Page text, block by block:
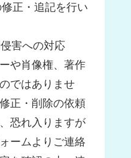
正・追記を行い
害への対応
や肖像権、著作
ではありませ
正・削除の依頼
恐れ入りますが
ームよりご連絡